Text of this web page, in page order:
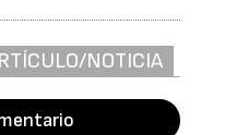
NOTICIA